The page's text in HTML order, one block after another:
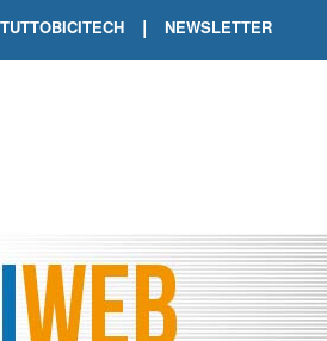
ORCIERES-MERLETTE INCORONA
A VOIRON TRIONFO DI PHILIPSEN
TUTTOBICITECH | NEWSLETTER